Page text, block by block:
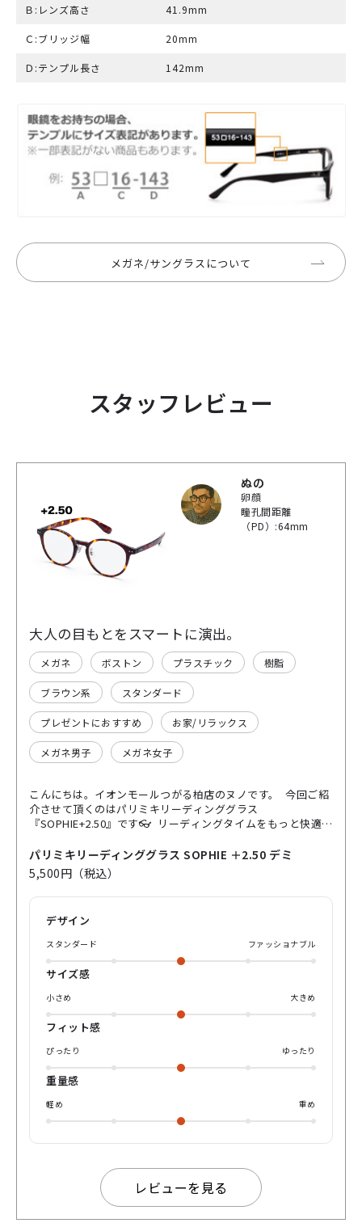
Ｂ:レンズ高さ 41.9mm
Ｃ:ブリッジ幅 20mm
Ｄ:テンプル長さ 142mm
メガネ/サングラスについて
スタッフレビュー
ぬの
卵顔
瞳孔間距離
（PD）:64mm
大人の目もとをスマートに演出。
メガネ ボストン プラスチック 樹脂
ブラウン系 スタンダード
プレゼントにおすすめ お家/リラックス
メガネ男子 メガネ女子
こんにちは。イオンモールつがる柏店のヌノです。 今回ご紹
介させて頂くのはパリミキリーディンググラス
『SOPHIE+2.50』です👓 リーディングタイムをもっと快適に
性プラスチックを 採用しているからとても軽やか😆 更にUV
カットレンズで紫外線対策もバッチリ☀️ 届いた瞬間から使え
る度付き仕様だから 忙しい毎日にもすぐフィットします。 読
書📚やスマホ操作📱はもちろん ちょっとした贈り物にも最適
す✨ 是非、店頭やオンラインで ご確認ください。 よろしく
お願いします。
パリミキリーディンググラス SOPHIE ＋2.50 デミ
5,500円（税込）
デザイン
スタンダード ファッショナブル
サイズ感
小さめ 大きめ
フィット感
ぴったり ゆったり
重量感
軽め 重め
レビューを見る